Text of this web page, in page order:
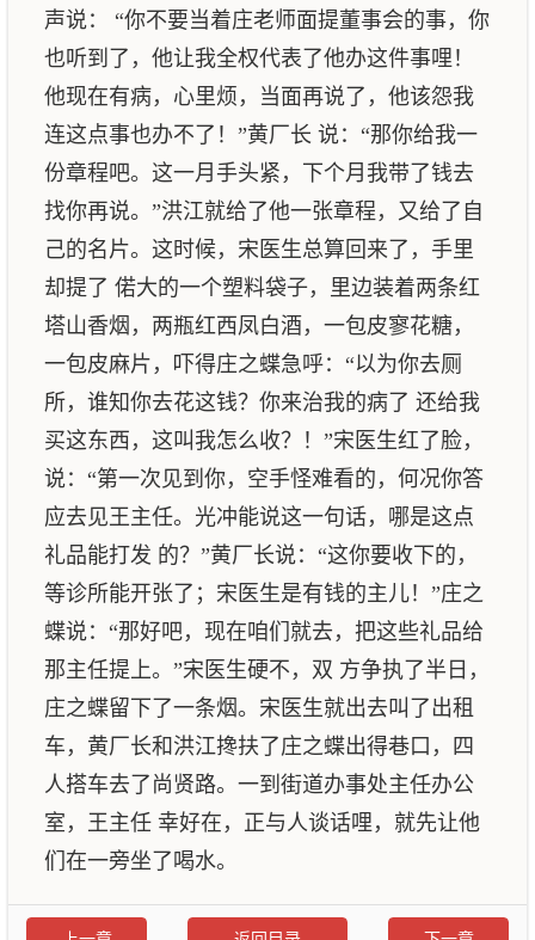
声说： “你不要当着庄老师面提董事会的事，你
也听到了，他让我全权代表了他办这件事哩！
他现在有病，心里烦，当面再说了，他该怨我
连这点事也办不了！”黄厂长 说：“那你给我一
份章程吧。这一月手头紧，下个月我带了钱去
找你再说。”洪江就给了他一张章程，又给了自
己的名片。这时候，宋医生总算回来了，手里
却提了 偌大的一个塑料袋子，里边装着两条红
塔山香烟，两瓶红西凤白酒，一包皮寥花糖，
一包皮麻片，吓得庄之蝶急呼：“以为你去厕
所，谁知你去花这钱？你来治我的病了 还给我
买这东西，这叫我怎么收？！”宋医生红了脸，
说：“第一次见到你，空手怪难看的，何况你答
应去见王主任。光冲能说这一句话，哪是这点
礼品能打发 的？”黄厂长说：“这你要收下的，
等诊所能开张了；宋医生是有钱的主儿！”庄之
蝶说：“那好吧，现在咱们就去，把这些礼品给
那主任提上。”宋医生硬不，双 方争执了半日，
庄之蝶留下了一条烟。宋医生就出去叫了出租
车，黄厂长和洪江搀扶了庄之蝶出得巷口，四
人搭车去了尚贤路。一到街道办事处主任办公
室，王主任 幸好在，正与人谈话哩，就先让他
们在一旁坐了喝水。